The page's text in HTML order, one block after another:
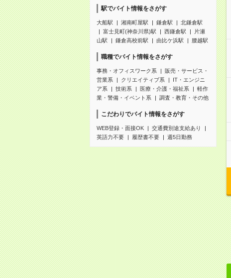
駅でバイト情報をさがす
大船駅 湘南町屋駅 鎌倉駅
北鎌倉駅
富士見町(神奈川県)駅
西鎌倉駅
片瀬
山駅
鎌倉高校前駅 由比ケ浜駅 腰越駅
職種でバイト情報をさがす
事務・オフィスワーク系
販売・サービス・
営業系
クリエイティブ系
IT・エンジニ
ア系
技術系 医療・介護・福祉系
軽作
業・警備・イベント系
調査・教育・その他
こだわりでバイト情報をさがす
WEB登録・面接OK
交通費別途支給あり
英語力不要
履歴書不要 週5日勤務